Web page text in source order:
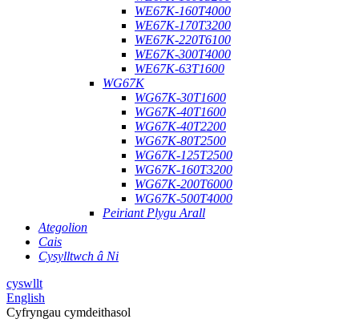
WE67K-160T4000
WE67K-170T3200
WE67K-220T6100
WE67K-300T4000
WE67K-63T1600
WG67K
WG67K-30T1600
WG67K-40T1600
WG67K-40T2200
WG67K-80T2500
WG67K-125T2500
WG67K-160T3200
WG67K-200T6000
WG67K-500T4000
Peiriant Plygu Arall
Ategolion
Cais
Cysylltwch â Ni
cyswllt
English
Cyfryngau cymdeithasol